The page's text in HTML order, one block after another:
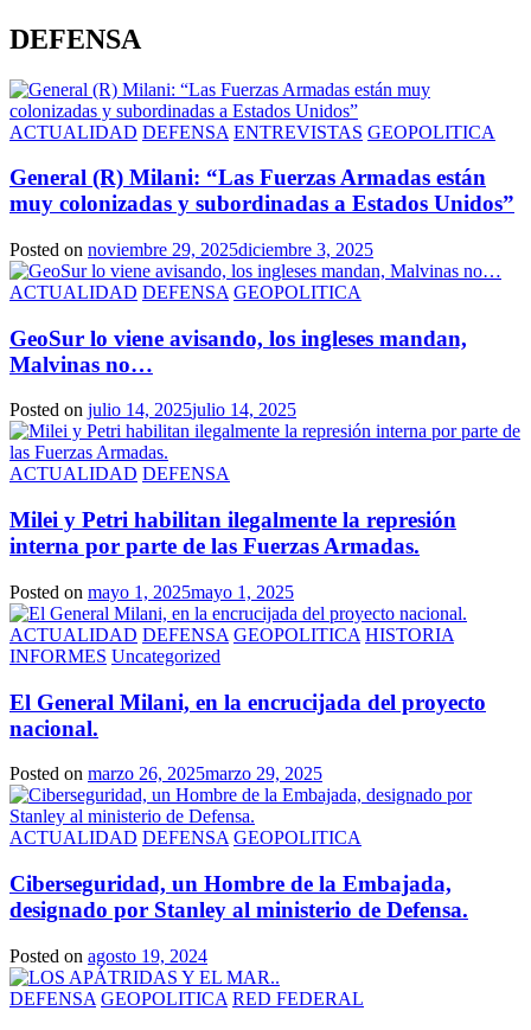
DEFENSA
ACTUALIDAD DEFENSA ENTREVISTAS GEOPOLITICA
General (R) Milani: “Las Fuerzas Armadas están
muy colonizadas y subordinadas a Estados Unidos”
Posted on noviembre 29, 2025diciembre 3, 2025
ACTUALIDAD DEFENSA GEOPOLITICA
GeoSur lo viene avisando, los ingleses mandan,
Malvinas no…
Posted on julio 14, 2025julio 14, 2025
ACTUALIDAD DEFENSA
Milei y Petri habilitan ilegalmente la represión
interna por parte de las Fuerzas Armadas.
Posted on mayo 1, 2025mayo 1, 2025
ACTUALIDAD DEFENSA GEOPOLITICA HISTORIA
INFORMES Uncategorized
El General Milani, en la encrucijada del proyecto
nacional.
Posted on marzo 26, 2025marzo 29, 2025
ACTUALIDAD DEFENSA GEOPOLITICA
Ciberseguridad, un Hombre de la Embajada,
designado por Stanley al ministerio de Defensa.
Posted on agosto 19, 2024
DEFENSA GEOPOLITICA RED FEDERAL